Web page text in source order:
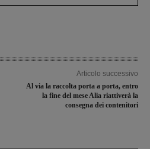
Articolo successivo
Al via la raccolta porta a porta, entro
la fine del mese Alia riattiverà la
consegna dei contenitori